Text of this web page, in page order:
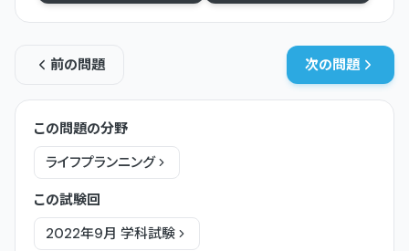
前の問題 次の問題
この問題の分野
ライフプランニング
この試験回
2022年9月 学科試験